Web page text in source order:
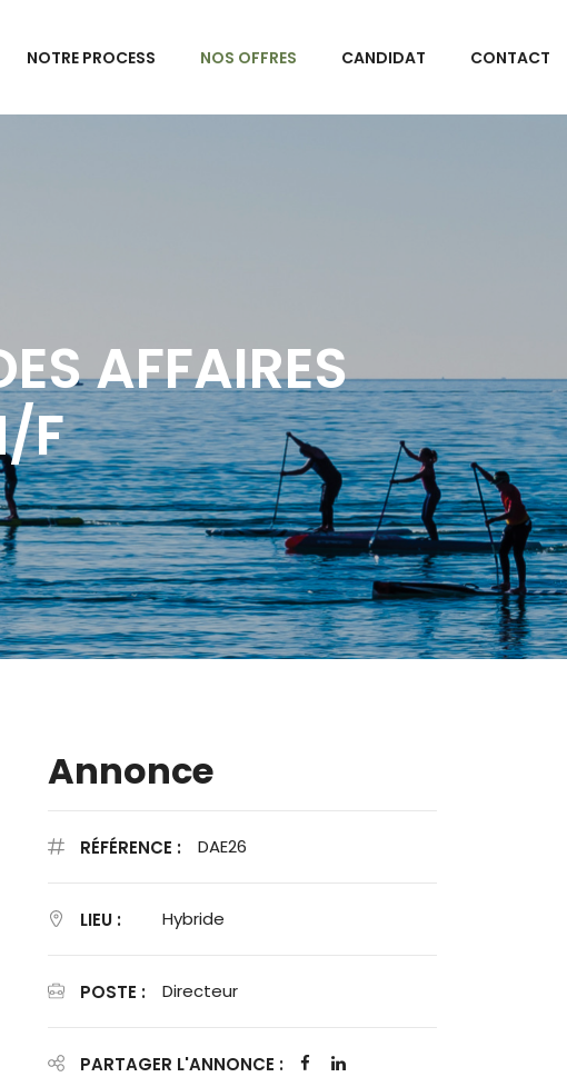
NOTRE PROCESS NOS OFFRES CANDIDAT CONTACT
AFFAIRES
F
Annonce
RÉFÉRENCE : DAE26
LIEU : Hybride
POSTE : Directeur
PARTAGER L'ANNONCE :